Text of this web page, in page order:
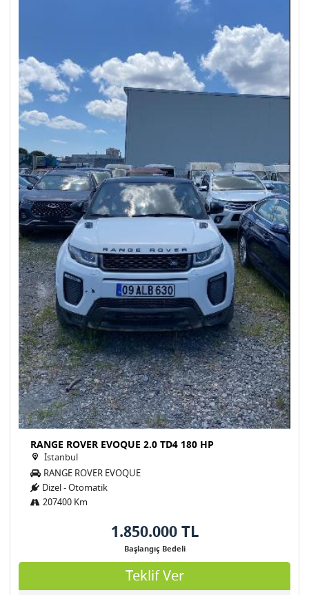
RANGE ROVER EVOQUE 2.0 TD4 180 HP
İstanbul
RANGE ROVER EVOQUE
Dizel - Otomatik
207400 Km
1.850.000 TL
Başlangıç Bedeli
Teklif Ver